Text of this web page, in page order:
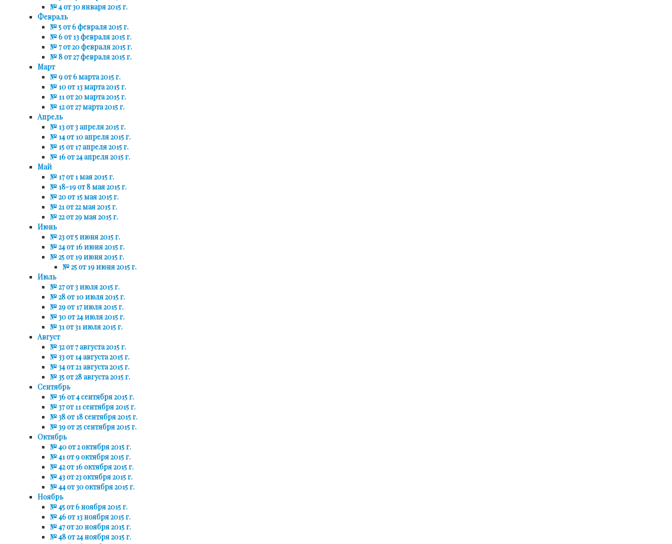
№ 4 от 30 января 2015 г.
Февраль
№ 5 от 6 февраля 2015 г.
№ 6 от 13 февраля 2015 г.
№ 7 от 20 февраля 2015 г.
№ 8 от 27 февраля 2015 г.
Март
№ 9 от 6 марта 2015 г.
№ 10 от 13 марта 2015 г.
№ 11 от 20 марта 2015 г.
№ 12 от 27 марта 2015 г.
Апрель
№ 13 от 3 апреля 2015 г.
№ 14 от 10 апреля 2015 г.
№ 15 от 17 апреля 2015 г.
№ 16 от 24 апреля 2015 г.
Май
№ 17 от 1 мая 2015 г.
№ 18-19 от 8 мая 2015 г.
№ 20 от 15 мая 2015 г.
№ 21 от 22 мая 2015 г.
№ 22 от 29 мая 2015 г.
Июнь
№ 23 от 5 июня 2015 г.
№ 24 от 16 июня 2015 г.
№ 25 от 19 июня 2015 г.
№ 25 от 19 июня 2015 г.
Июль
№ 27 от 3 июля 2015 г.
№ 28 от 10 июля 2015 г.
№ 29 от 17 июля 2015 г.
№ 30 от 24 июля 2015 г.
№ 31 от 31 июля 2015 г.
Август
№ 32 от 7 августа 2015 г.
№ 33 от 14 августа 2015 г.
№ 34 от 21 августа 2015 г.
№ 35 от 28 августа 2015 г.
Сентябрь
№ 36 от 4 сентября 2015 г.
№ 37 от 11 сентября 2015 г.
№ 38 от 18 сентября 2015 г.
№ 39 от 25 сентября 2015 г.
Октябрь
№ 40 от 2 октября 2015 г.
№ 41 от 9 октября 2015 г.
№ 42 от 16 октября 2015 г.
№ 43 от 23 октября 2015 г.
№ 44 от 30 октября 2015 г.
Ноябрь
№ 45 от 6 ноября 2015 г.
№ 46 от 13 ноября 2015 г.
№ 47 от 20 ноября 2015 г.
№ 48 от 24 ноября 2015 г.